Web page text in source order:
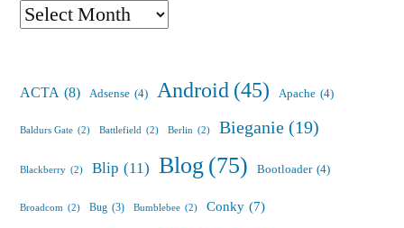
Archives
ACTA (8) Adsense (4) Android (45) Apache (4)
Baldurs Gate (2) Battlefield (2) Berlin (2) Bieganie (19)
Blackberry (2) Blip (11) Blog(75) Bootloader (4)
Broadcom (2) Bug (3) Bumblebee (2) Conky (7)